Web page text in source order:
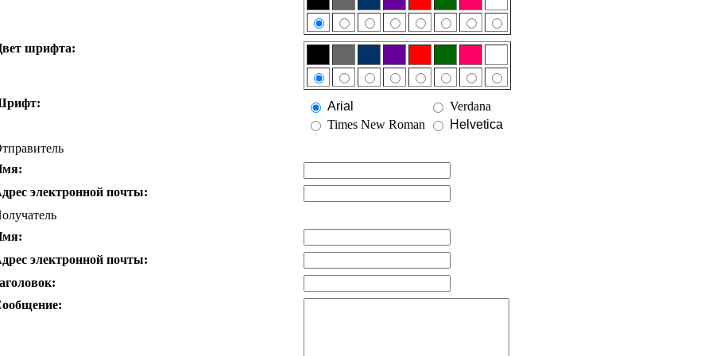
шрифта:
Arial
Verdana
Times New Roman
Helvetica
электронной почты:
электронной почты: